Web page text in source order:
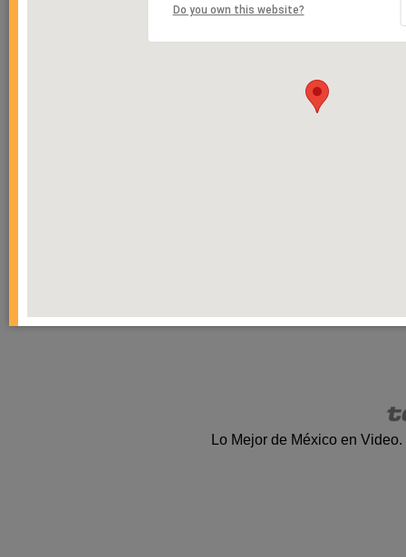
Do you own this website?
Lo Mejor de México en